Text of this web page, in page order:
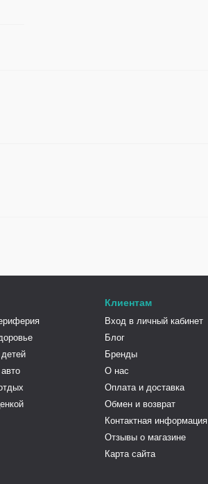
Клиентам
Вход в личный кабинет
Блог
Бренды
О нас
Оплата и доставка
Обмен и возврат
Контактная информация
Отзывы о магазине
Карта сайта